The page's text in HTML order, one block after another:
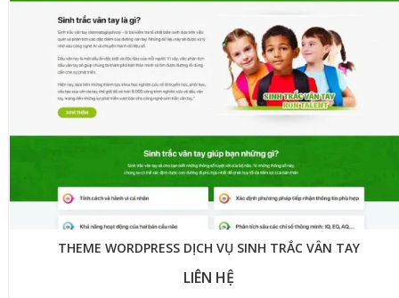
THEME WORDPRESS DỊCH VỤ SINH TRẮC VÂN TAY
LIÊN HỆ